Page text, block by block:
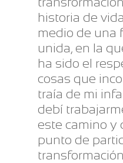
historia de
medio de una
unida, en la
ha sido el
cosas que
traía de mi
debí
este camino y
punto de